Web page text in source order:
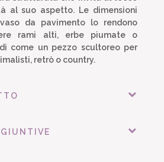
al suo aspetto. Le dimensioni
da pavimento lo rendono
rami alti, erbe piumate o
come un pezzo scultoreo per
retrò o country.